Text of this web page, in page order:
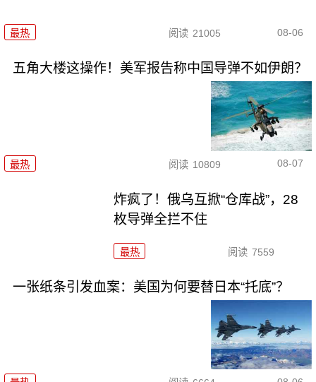
最热 阅读 21005 08-06
五角大楼这操作！美军报告称中国导弹不如伊朗？
最热 阅读 10809 08-07
炸疯了！俄乌互掀“仓库战”，28
枚导弹全拦不住
最热 阅读 7559
一张纸条引发血案：美国为何要替日本“托底”？